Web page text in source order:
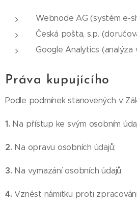
Webnode AG (systém e-
Česká pošta, s.p.
Google Analytics
Práva kupujícího
Podle podmínek stanovených v
1. Na přístup ke svým osobním
2. Na opravu osobních údajů;
3. Na vymazání osobních údajů;
4.Vznést námitku proti